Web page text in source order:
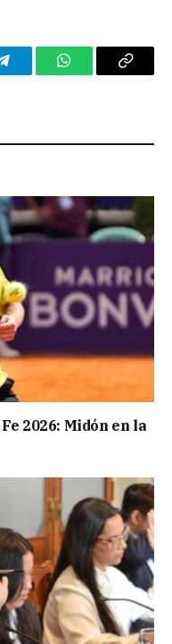
TelegramWhatsAppCopy
2026: Midón en la